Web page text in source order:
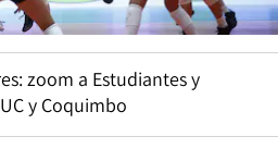
zoom a Estudiantes y
y Coquimbo